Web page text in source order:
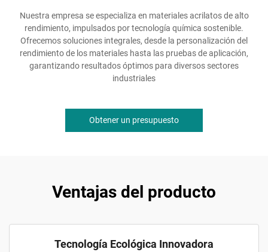
Nuestra empresa se especializa en materiales acrilatos de alto
rendimiento, impulsados por tecnología química sostenible.
Ofrecemos soluciones integrales, desde la personalización del
rendimiento de los materiales hasta las pruebas de aplicación,
garantizando resultados óptimos para diversos sectores
industriales
Obtener un presupuesto
Ventajas del producto
Tecnología Ecológica Innovadora